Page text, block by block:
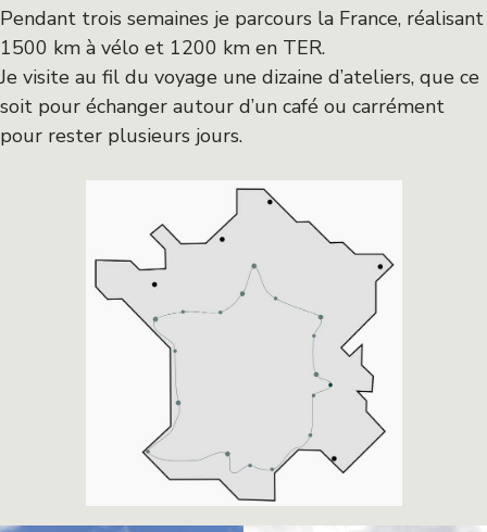
Pendant trois semaines je parcours la France, réalisant
1500 km à vélo et 1200 km en TER.
Je visite au fil du voyage une dizaine d’ateliers, que ce
soit pour échanger autour d’un café ou carrément
pour rester plusieurs jours.